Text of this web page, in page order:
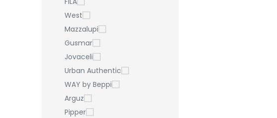
West
Mazzalupi
Gusmar
Jovaceli
Urban Authentic
WAY by Beppi
Arguz
Pipper